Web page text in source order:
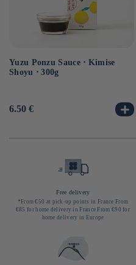
Yuzu Ponzu Sauce ⋅ Kimise
Shoyu ⋅ 300g
Usual
6.50 €
Free delivery
*From €50 at pick-up points in France From
€85 for home delivery in France From €90 for
home delivery in Europe